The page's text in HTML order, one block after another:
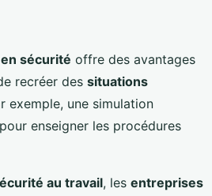
sécurité offre des avantages
recréer des situations
exemple, une simulation
enseigner les procédures
au travail, les entreprises